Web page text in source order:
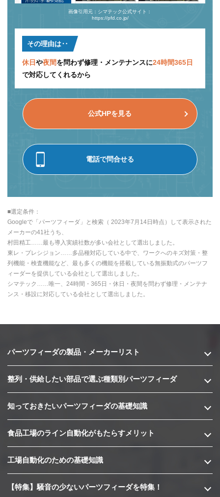
画像引用元：シマテック公式サイト：
https://pfd.co.jp/
その理由は‥
休日や夜間を問わず修理・メンテナンスに24時間365日
で対応してくれるから
公式HPを見る
電話で問合せる
■選定条件：
Googleで「パーツフィーダ」と検索（ 2023年7月14日時点）して表示された
メーカーの41社うち、
村田精工……最も導入実績社数が多い会社として選出しました。
東レ・プレシジョン……多品種対応している中で、ワークへのキズ対策・整
列機能・検査機能など、最も多くの機能を搭載している無振動式のパーツフ
ィーダーを提供している会社として選出しました。
シマテック……唯一、24時間・365日・休日・夜間を問わず修理・メンテナ
ンス・移設に対応している会社として選出しました。
パーツフィーダの製品・メーカーリスト
整列・供給したい部品で選ぶ種類別パーツフィーダ
知っておきたいパーツフィーダの基礎知識
食品工場のライン自動化がもたらすメリット
工場自動化のための基礎知識
【特集】騒音の少ないパーツフィーダを特集！